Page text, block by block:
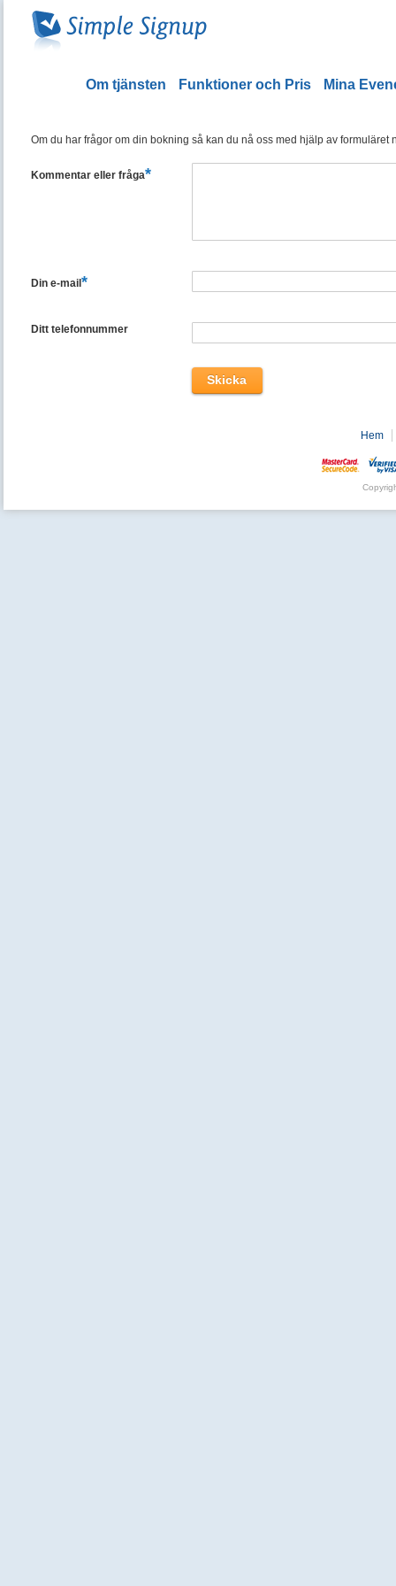
Om tjänsten Funktioner och Pris Mina
Om du har frågor om din bokning så kan du nå oss med hjälp av formuläret
Kommentar eller fråga*
Din e-mail*
Ditt telefonnummer
Hem